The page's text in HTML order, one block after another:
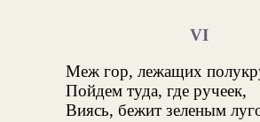
VI
Меж гор, лежащих
Пойдем туда, где ручеек,
Виясь, бежит зеленым